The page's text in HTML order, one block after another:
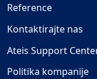
Reference
Kontaktirajte nas
Ateis Support
Politika kompanije